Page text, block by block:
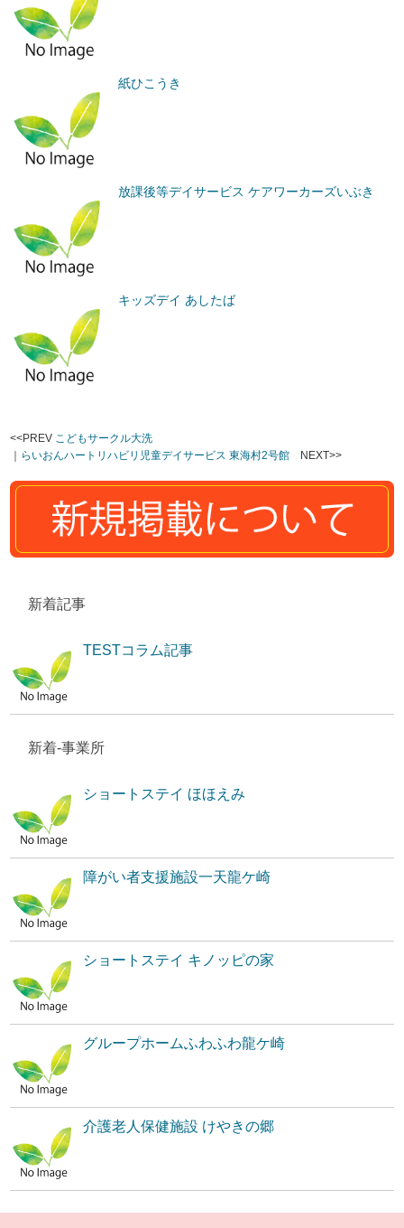
紙ひこうき
放課後等デイサービス ケアワーカーズいぶき
キッズデイ あしたば
<<PREV こどもサークル大洗
｜ らいおんハートリハビリ児童デイサービス 東海村2号館 NEXT>>
新着記事
TESTコラム記事
新着-事業所
ショートステイ ほほえみ
障がい者支援施設一天龍ケ崎
ショートステイ キノッピの家
グループホームふわふわ龍ケ崎
介護老人保健施設 けやきの郷